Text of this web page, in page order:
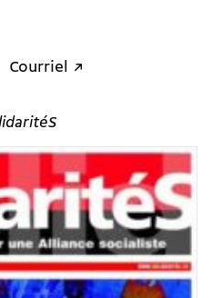
Courriel ↗